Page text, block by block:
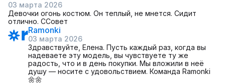
03 марта 2026
Девочки огонь костюм. Он теплый, не мнется. Сидит
отлично. ССовет
Ramonki
03 марта 2026
Здравствуйте, Елена. Пусть каждый раз, когда вы
надеваете эту модель, вы чувствуете ту же
радость, что и в день покупки. Мы вложили в неё
душу — носите с удовольствием. Команда Ramonki
🌼🌼